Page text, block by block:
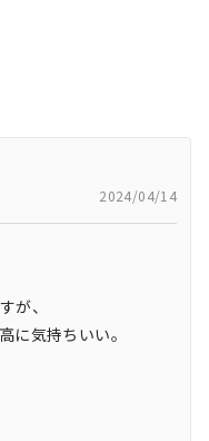
2024/04/14
が、
に気持ちいい。